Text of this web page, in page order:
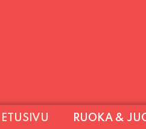
(MA-SU KLO
SU)
ETUSIVU RUOKA &